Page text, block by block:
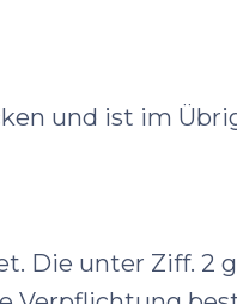
und ist im
Die unter Ziff. 2